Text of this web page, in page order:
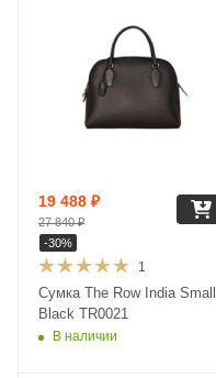
1
Сумка The Row India Small
Black TR0021
В наличии
19 488 ₽
27 840₽
-30%